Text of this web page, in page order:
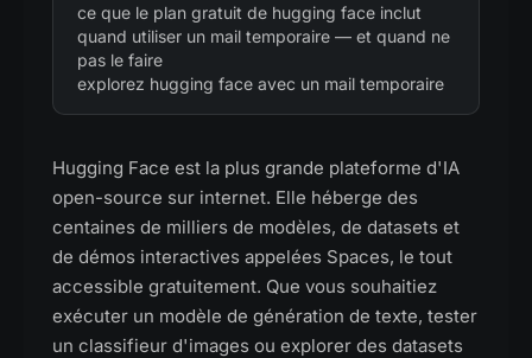
ce que le plan gratuit de hugging face inclut
quand utiliser un mail temporaire — et quand ne
pas le faire
explorez hugging face avec un mail temporaire
Hugging Face est la plus grande plateforme d'IA
open-source sur internet. Elle héberge des
centaines de milliers de modèles, de datasets et
de démos interactives appelées Spaces, le tout
accessible gratuitement. Que vous souhaitiez
exécuter un modèle de génération de texte, tester
un classifieur d'images ou explorer des datasets